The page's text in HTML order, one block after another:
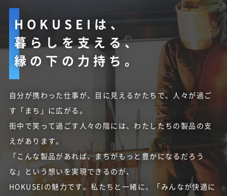
HOKUSEIは、
暮らしを支える、
縁の下の力持ち。
自分が携わった仕事が、目に見えるかたちで、人々が過ご
す「まち」に広がる。
街中で笑って過ごす人々の陰には、わたしたちの製品の支
えがあります。
「こんな製品があれば、まちがもっと豊かになるだろう
な」という想いを実現できるのが、
HOKUSEIの魅力です。私たちと一緒に、「みんなが快適に